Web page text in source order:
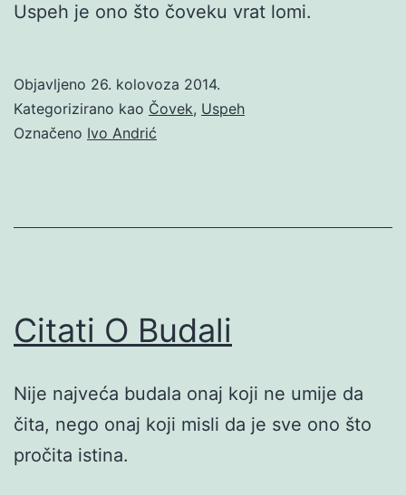
Uspeh je ono što čoveku vrat lomi.
Objavljeno 26. kolovoza 2014.
Kategorizirano kao Čovek, Uspeh
Označeno Ivo Andrić
Citati O Budali
Nije najveća budala onaj koji ne umije da
čita, nego onaj koji misli da je sve ono što
pročita istina.